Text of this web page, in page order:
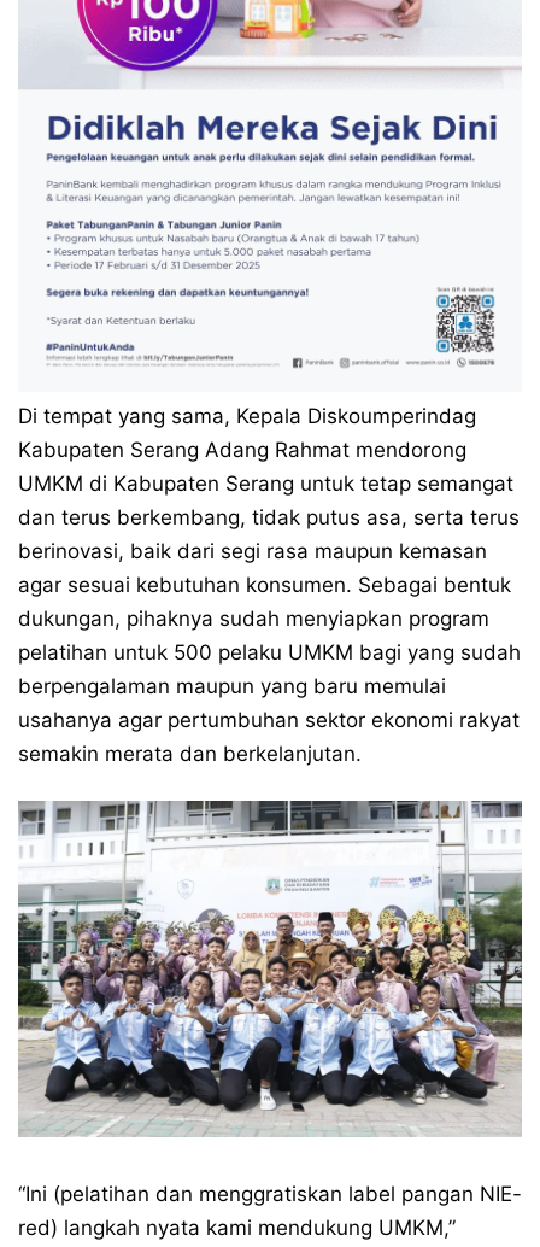
Di tempat yang sama, Kepala Diskoumperindag
Kabupaten Serang Adang Rahmat mendorong
UMKM di Kabupaten Serang untuk tetap semangat
dan terus berkembang, tidak putus asa, serta terus
berinovasi, baik dari segi rasa maupun kemasan
agar sesuai kebutuhan konsumen. Sebagai bentuk
dukungan, pihaknya sudah menyiapkan program
pelatihan untuk 500 pelaku UMKM bagi yang sudah
berpengalaman maupun yang baru memulai
usahanya agar pertumbuhan sektor ekonomi rakyat
semakin merata dan berkelanjutan.
“Ini (pelatihan dan menggratiskan label pangan NIE-
red) langkah nyata kami mendukung UMKM,”